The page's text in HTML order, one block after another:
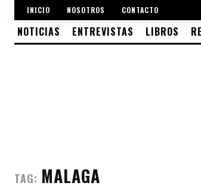
INICIO NOSOTROS CONTACTO
NOTICIAS ENTREVISTAS LIBROS
TAG: MALAGA